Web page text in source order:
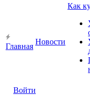
Главная
Новости
Как
Войти